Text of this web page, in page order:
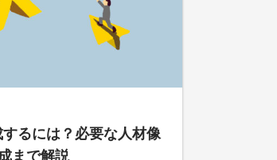
るには？必要な人材像
まで解説